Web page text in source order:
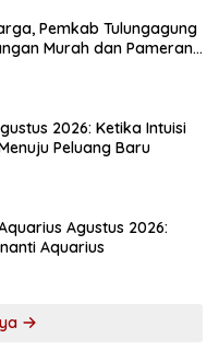
Pemkab Tulungagung
Murah dan Pameran
2026: Ketika Intuisi
Peluang Baru
Agustus 2026:
Aquarius